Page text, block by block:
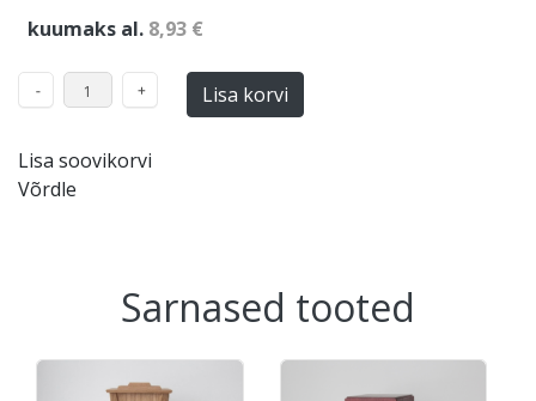
kuumaks al. 8,93 €
Lisa korvi
Lisa soovikorvi
Võrdle
Sarnased tooted